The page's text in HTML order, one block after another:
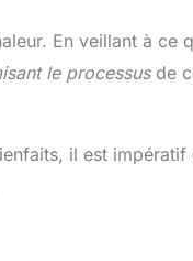
En veillant à ce
le processusde
il est